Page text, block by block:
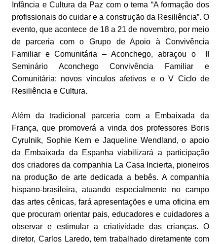
Infância e Cultura da Paz com o tema “A formação dos
profissionais do cuidar e a construção da Resiliência”. O
evento, que acontece de 18 a 21 de novembro, por meio
de parceria com o Grupo de Apoio à Convivência
Familiar e Comunitária – Aconchego, abraçou o II
Seminário Aconchego Convivência Familiar e
Comunitária: novos vínculos afetivos e o V Ciclo de
Resiliência e Cultura.
Além da tradicional parceria com a Embaixada da
França, que promoverá a vinda dos professores Boris
Cyrulnik, Sophie Kern e Jaqueline Wendland, o apoio
da Embaixada da Espanha viabilizará a participação
dos criadores da companhia La Casa Incierta, pioneiros
na produção de arte dedicada a bebês. A companhia
hispano-brasileira, atuando especialmente no campo
das artes cênicas, fará apresentações e uma oficina em
que procuram orientar pais, educadores e cuidadores a
observar e estimular a criatividade das crianças. O
diretor, Carlos Laredo, tem trabalhado diretamente com